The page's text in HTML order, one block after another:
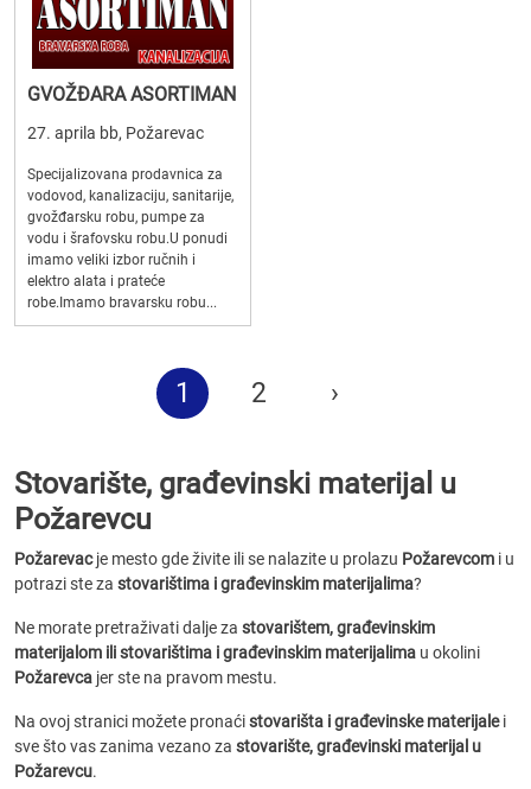
GVOŽĐARA ASORTIMAN
27. aprila bb, Požarevac
Specijalizovana prodavnica za
vodovod, kanalizaciju, sanitarije,
gvožđarsku robu, pumpe za
vodu i šrafovsku robu.U ponudi
imamo veliki izbor ručnih i
elektro alata i prateće
robe.Imamo bravarsku robu...
1 2 ›
Stovarište, građevinski materijal u
Požarevcu
Požarevacje mesto gde živite ili se nalazite u prolazu Požarevcom i u
potrazi ste za stovarištima i građevinskim materijalima?
Ne morate pretraživati dalje za stovarištem, građevinskim
materijalom ili stovarištima i građevinskim materijalima u okolini
Požarevca jer ste na pravom mestu.
Na ovoj stranici možete pronaćistovarišta i građevinske materijalei
sve što vas zanima vezano za stovarište, građevinski materijal u
Požarevcu.